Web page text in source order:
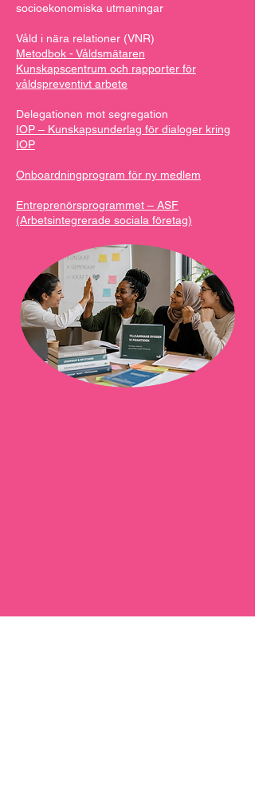
socioekonomiska utmaningar
Våld i nära relationer (VNR)
Metodbok - Våldsmätaren
Kunskapscentrum och rapporter för
våldspreventivt arbete
Delegationen mot segregation
IOP – Kunskapsunderlag för dialoger kring
IOP
Onboardningprogram för ny medlem
Entreprenörsprogrammet – ASF
(Arbetsintegrerade sociala företag)